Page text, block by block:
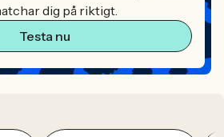
dig på riktigt.
Testa nu